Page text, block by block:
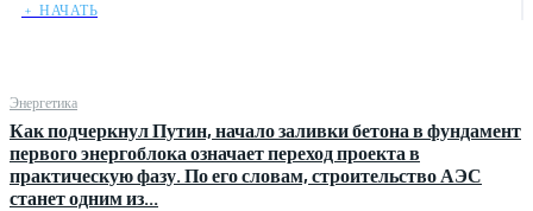
﹢ НАЧАТЬ
Энергетика
Как подчеркнул Путин, начало заливки бетона в фундамент
первого энергоблока означает переход проекта в
практическую фазу. По его словам, строительство АЭС
станет одним из...